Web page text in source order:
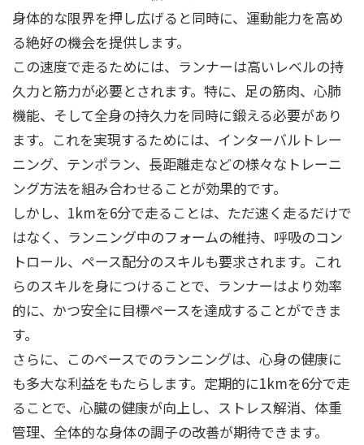
身体的な限界を押し広げると同時に、運動能力を高め
る絶好の機会を提供します。
この速度で走るためには、ランナーは高いレベルの持
久力と筋力が必要とされます。特に、足の筋肉、心肺
機能、そして全身の持久力を同時に鍛える必要があり
ます。これを実現するためには、インターバルトレー
ニング、テンポラン、長距離走などの様々なトレーニ
ング方法を組み合わせることが効果的です。
しかし、1kmを6分で走ることは、ただ速く走るだけで
はなく、ランニング中のフォームの維持、呼吸のコン
トロール、ペース配分のスキルも要求されます。これ
らのスキルを身につけることで、ランナーはより効率
的に、かつ安全に目標ペースを達成することができま
す。
さらに、このペースでのランニングは、心身の健康に
も多大な利益をもたらします。定期的に1kmを6分で走
ることで、心臓の健康が向上し、ストレス解消、体重
管理、全体的な身体の調子の改善が期待できます。